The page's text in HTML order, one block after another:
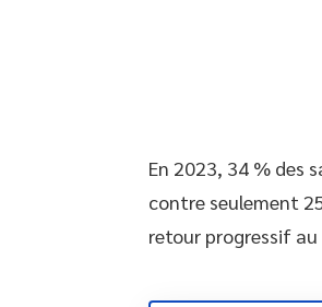
En 2023, 34 % des
contre seulement
retour progressif au